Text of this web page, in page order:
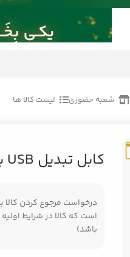
شعبه حضوری لیست کالا ها
کابل تبدیل USB به Lightning ترانیو X11
درخواست مرجوع کردن کالا
است که کالا در شرایط
باشد)